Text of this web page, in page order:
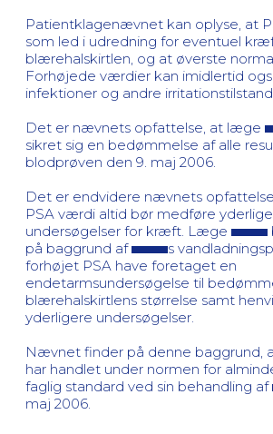
Patientklagenævnet kan oplyse, at
som led i udredning for eventuel
blærehalskirtlen, og at øverste
Forhøjede værdier kan imidlertid
infektioner og andre
Det er nævnets opfattelse, at læge
sikret sig en bedømmelse af alle
blodprøven den 9. maj 2006.
Det er endvidere nævnets
PSA værdi altid bør medføre
undersøgelser for kræft. Læge
på baggrund af
s
forhøjet PSA have foretaget en
endetarmsundersøgelse til
blærehalskirtlens størrelse samt
yderligere undersøgelser.
Nævnet finder på denne baggrund,
har handlet under normen for
faglig standard ved sin behandling af
maj 2006.